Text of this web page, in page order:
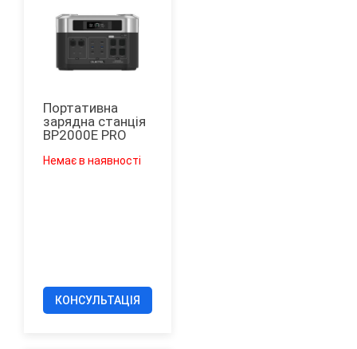
Портативна
зарядна станція
ВР2000Е PRO
Немає в наявності
КОНСУЛЬТАЦІЯ